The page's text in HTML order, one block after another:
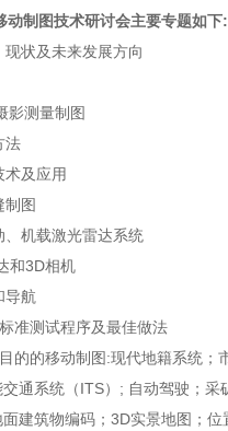
动制图技术研讨会主要专题如下:
现状及未来发展方向
影测量制图
法
术及应用
制图
、机载激光雷达系统
和3D相机
导航
准测试程序及最佳做法
的的移动制图:现代地籍系统
通系统（ITS）; 自动驾驶；
建筑物编码；3D实景地图；